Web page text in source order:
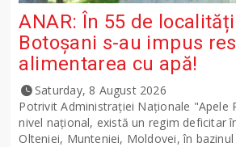
ANAR: În 55 de
Botoșani s-au impus
alimentarea cu apă!
Saturday, 8 August 2026
Potrivit Administraţiei Naţionale "Apele
nivel naţional, există un regim deficitar
Olteniei, Munteniei, Moldovei, în bazinul